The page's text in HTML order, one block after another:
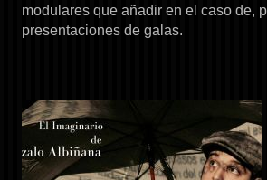
modulares que añadir en el caso de,
presentaciones de galas.